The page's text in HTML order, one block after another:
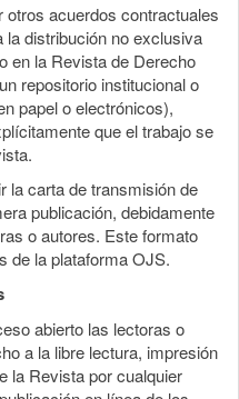
acuerdos contractuales
la distribución no exclusiva
en la Revista de Derecho
repositorio institucional o
papel o electrónicos),
que el trabajo se
la carta de transmisión de
publicación, debidamente
o autores. Este formato
de la plataforma OJS.
abierto las lectoras o
a la libre lectura, impresión
la Revista por cualquier